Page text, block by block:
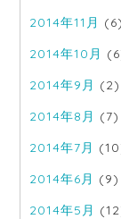
2014年11月 (6)
2014年10月
2014年9月 (2)
2014年8月 (7)
2014年7月
2014年6月 (9)
2014年5月